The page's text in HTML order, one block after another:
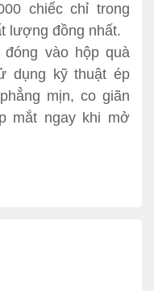
chiếc chỉ trong
lượng đồng nhất.
vào hộp quà
dụng kỹ thuật ép
mịn, co giãn
mắt ngay khi mở